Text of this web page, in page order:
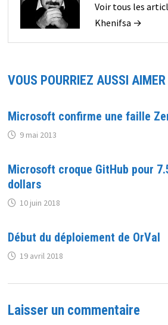
Voir tous les
Khenifsa →
VOUS POURRIEZ AUSSI AIMER
Microsoft confirme une faille
9 mai 2013
Microsoft croque GitHub pour
dollars
10 juin 2018
Début du déploiement de OrVal
19 avril 2018
Laisser un commentaire